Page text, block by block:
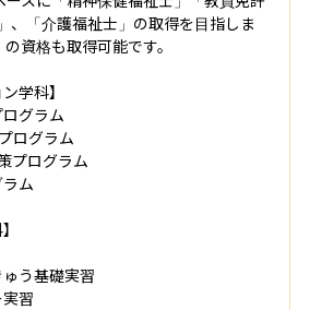
、「介護福祉士」の取得を目指しま
資格も取得可能です。
学科】
グラム
ログラム
プログラム
ム
う基礎実習
習